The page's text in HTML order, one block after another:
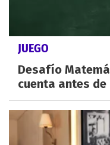
JUEGO
Desafío
cuenta antes